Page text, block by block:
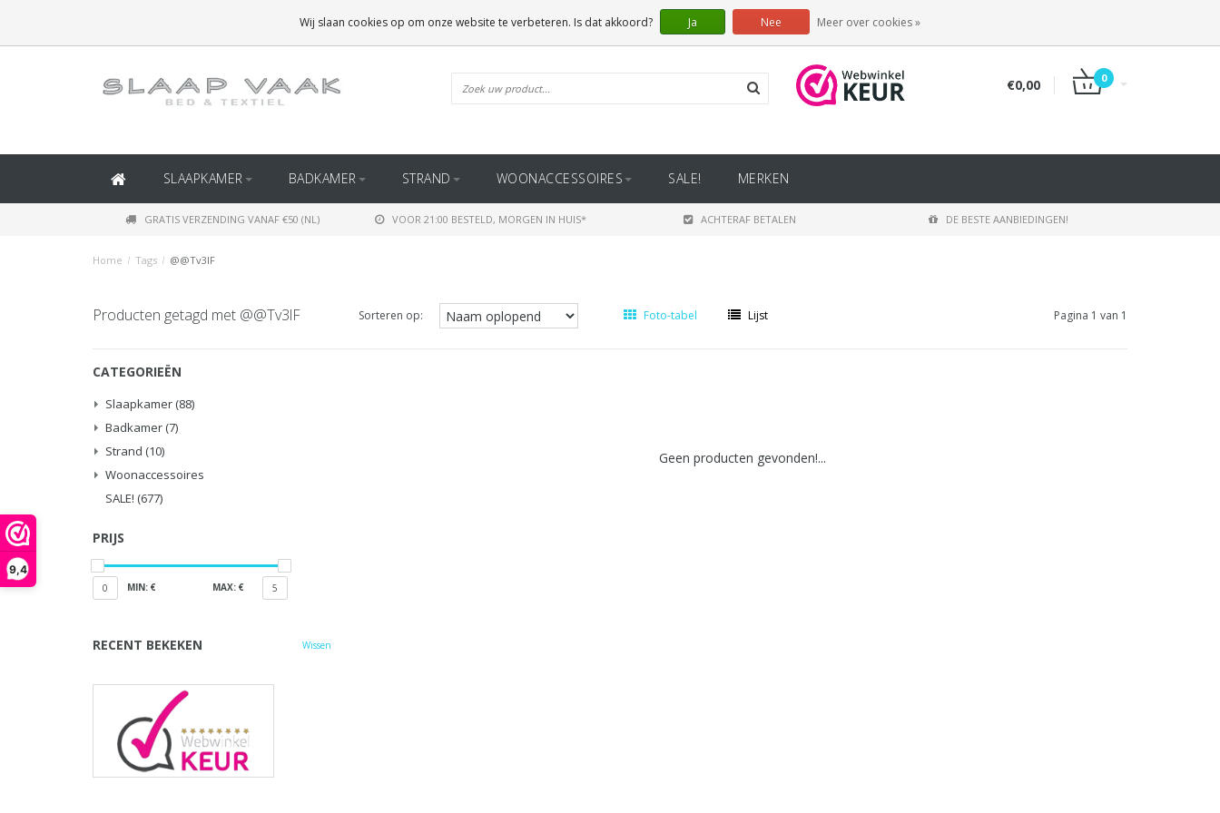
9,4
(BINNEN BELGIË)
€0,00 0
SLAAPKAMER BADKAMER STRAND WOONACCESSOIRES SALE! MERKEN
GRATIS VERZENDING VANAF €50 (NL) VOOR 21:00 BESTELD, MORGEN IN HUIS* ACHTERAF BETALEN DE BESTE AANBIEDINGEN!
Home / Tags / @@Tv3lF
Producten getagd met @@Tv3lF Sorteren op: Foto-tabel Lijst Pagina 1 van 1
CATEGORIEËN
Slaapkamer (88)
Badkamer (7)
Strand (10)
Woonaccessoires
SALE! (677)
PRIJS
0 MIN: € MAX: € 5
RECENT BEKEKEN Wissen
Geen producten gevonden!...
Wij slaan cookies op om onze website te verbeteren. Is dat akkoord? Ja Nee Meer over cookies »